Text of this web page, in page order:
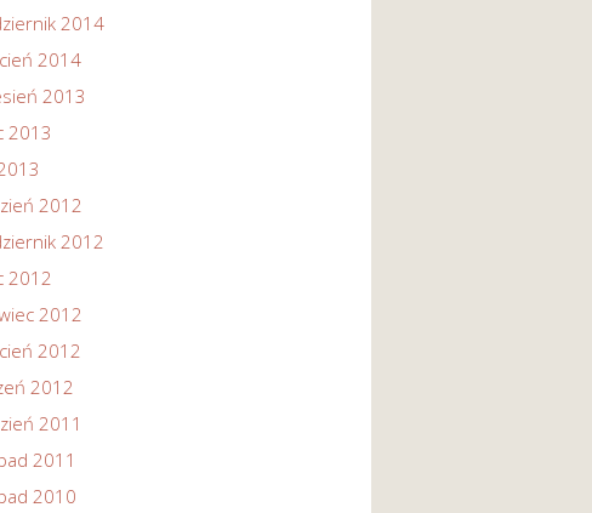
2014
2014
2013
2013
2012
2012
2012
2012
2012
2012
2011
2011
2010